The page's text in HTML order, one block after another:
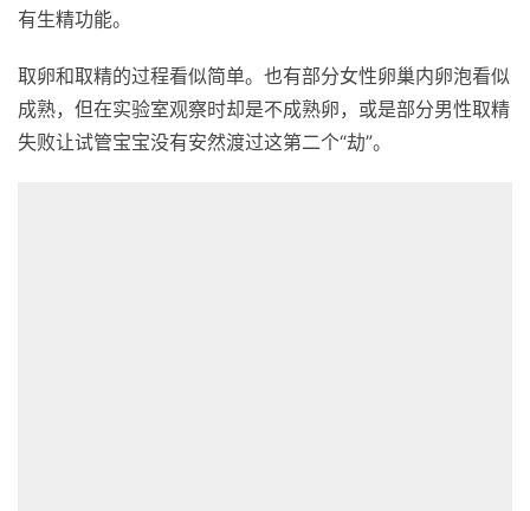
有生精功能。
取卵和取精的过程看似简单。也有部分女性卵巢内卵泡看似
成熟，但在实验室观察时却是不成熟卵，或是部分男性取精
失败让试管宝宝没有安然渡过这第二个“劫”。